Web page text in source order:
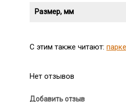
Размер, мм
C этим также читают:
Нет отзывов
Добавить отзыв